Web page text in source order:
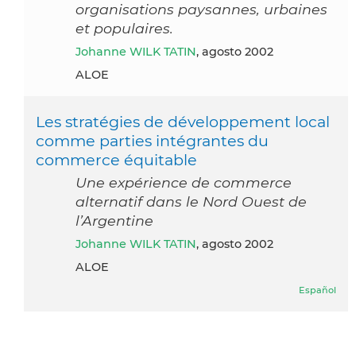
organisations paysannes, urbaines
et populaires.
Johanne WILK TATIN, agosto 2002
ALOE
Les stratégies de développement local
comme parties intégrantes du
commerce équitable
Une expérience de commerce
alternatif dans le Nord Ouest de
l’Argentine
Johanne WILK TATIN, agosto 2002
ALOE
Español